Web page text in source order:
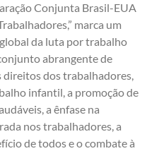
Conjunta Brasil-EUA
marca um
da luta por trabalho
abrangente de
direitos dos trabalhadores,
infantil, a promoção de
a ênfase na
nos trabalhadores, a
de todos e o combate à